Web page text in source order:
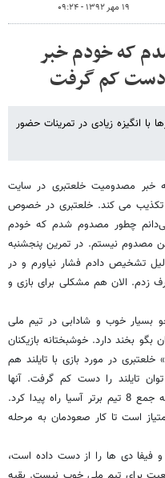
۱۹ مهر ۱۳۹۲ - ۰۹:۲۴
که خودم خبر
دست کم گرفت
با انگیزه زیادی در تمرینات حضور
خبر مصدومیت خلعتبری در سایت
می کند. خلعتبری در خصوص
چطور مصدوم شدم که خودم
مصدوم نیستم. در تمرین پنجشنبه
تشخیص دادم فشار نیاورم و در
الان هم مشکلی برای بازی و
بسیار خوب و شادابی در تیم ملی
بخند دارد. خوشبختانه بازیکنان
در مورد بازی با تایلند هم
تایلند را دست کم گرفت. آنها
پیشرفت کرده اند و دیدید که بوریرام هم به جمع 8 تیم برتر آسیا راه پیدا کرد.
هدف ما از این بازی خانگی کسب 3 امتیاز است تا کار صعودمان به مرحله
فیفا دی‌ ها را از دست داده است،